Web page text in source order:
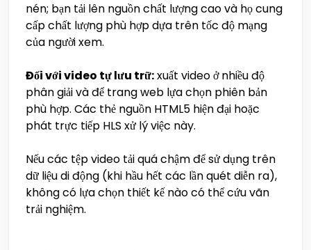
nén; bạn tải lên nguồn chất lượng cao và họ cung
cấp chất lượng phù hợp dựa trên tốc độ mạng
của người xem.
Đối với video tự lưu trữ:xuất video ở nhiều độ
phân giải và để trang web lựa chọn phiên bản
phù hợp. Các thẻ nguồn HTML5 hiện đại hoặc
phát trực tiếp HLS xử lý việc này.
Nếu các tệp video tải quá chậm để sử dụng trên
dữ liệu di động (khi hầu hết các lần quét diễn ra),
không có lựa chọn thiết kế nào có thể cứu vãn
trải nghiệm.